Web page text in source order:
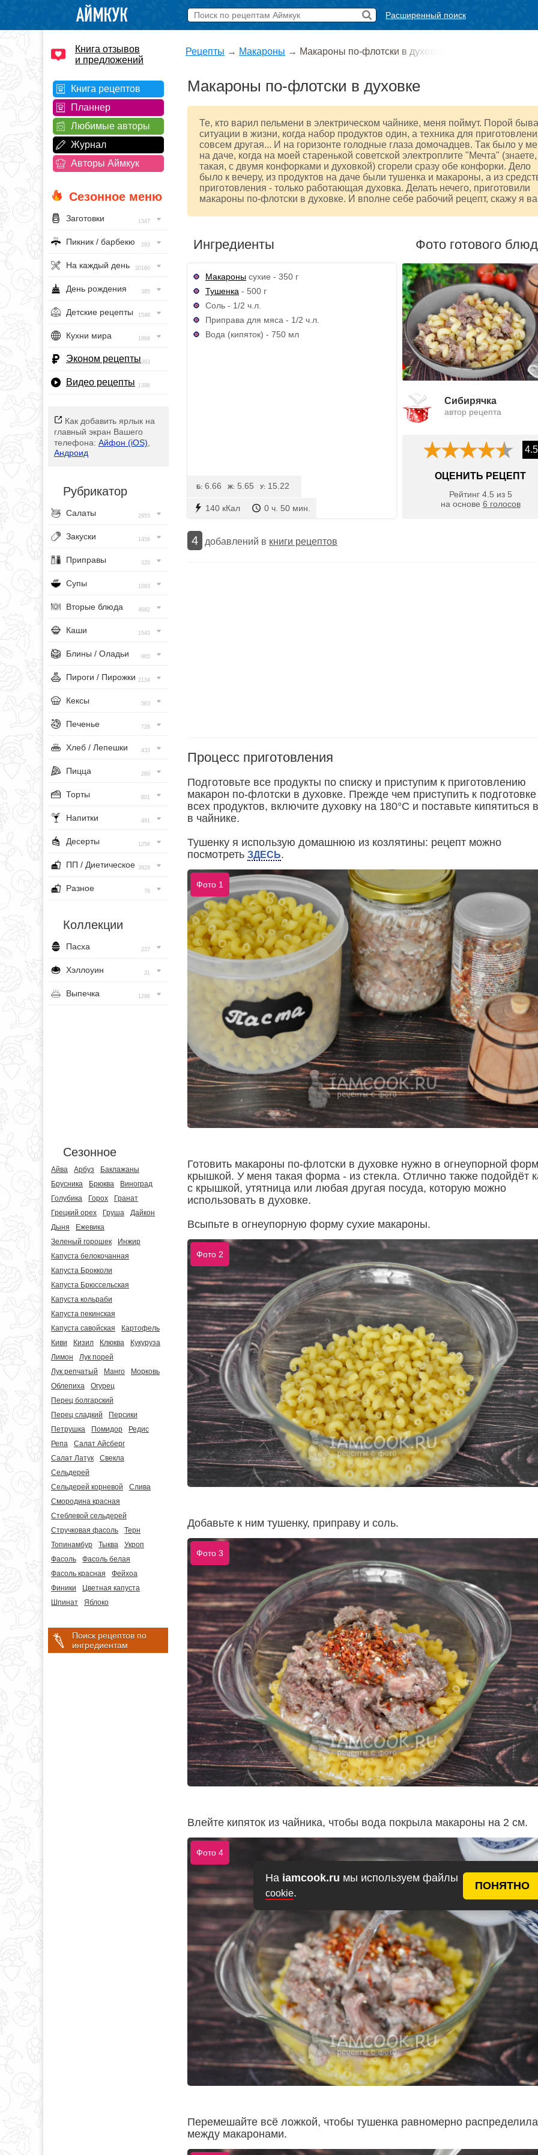
На iamcook.ru мы используем файлы
cookie.
ПОНЯТНО
Расширенный поиск
Книга отзывов
и предложений
Книга рецептов
Планнер
Любимые авторы
Журнал
Авторы Аймкук
Сезонное меню
Заготовки 1347
Пикник / барбекю 293
На каждый день 20160
День рождения 385
Детские рецепты 1548
Кухни мира 1968
Эконом рецепты393
Видео рецепты 1396
Как добавить ярлык на
главный экран Вашего
телефона: Айфон (iOS)
Андроид
Рубрикатор
Салаты 2955
Закуски 1456
Приправы 320
Супы 1083
Вторые блюда 4682
Каши 1543
Блины / Оладьи 965
Пироги / Пирожки 2134
Кексы 563
Печенье 728
Хлеб / Лепешки 433
Пицца 260
Торты 801
Напитки 491
Десерты 1256
ПП / Диетическое 3929
Разное 76
Коллекции
Пасха 237
Хэллоуин 31
Выпечка 1296
Сезонное
Айва Арбуз
Баклажаны
Брусника
Брюква
Виноград
Голубика
Горох
Гранат
Грецкий орех
Груша
Дайкон
Дыня
Ежевика
Зеленый горошек
Инжир
Капуста белокочанная
Капуста Брокколи
Капуста Брюссельская
Капуста кольраби
Капуста пекинская
Капуста савойская
Картофель
Киви
Кизил Клюква
Кукуруза
Лимон
Лук порей
Лук репчатый
Манго
Морковь
Облепиха
Огурец
Перец болгарский
Перец сладкий
Персики
Петрушка
Помидор
Редис
Репа
Салат Айсберг
Салат Латук
Свекла
Сельдерей
Сельдерей корневой
Слива
Смородина красная
Стеблевой сельдерей
Стручковая фасоль
Терн
Топинамбур
Тыква
Укроп
Фасоль
Фасоль белая
Фасоль красная
Фейхоа
Финики
Цветная капуста
Шпинат
Яблоко
Поиск рецептов по
ингредиентам
Рецепты → Макароны → Макароны по-флотски в духовке
Макароны по-флотски в духовке
Те, кто варил пельмени в электрическом чайнике, меня поймут. Порой
ситуации в жизни, когда набор продуктов один, а техника для
совсем другая... И на горизонте голодные глаза домочадцев. Так было у
на даче, когда на моей старенькой советской электроплите "Мечта" (знаете,
такая, с двумя конфорками и духовкой) сгорели сразу обе конфорки. Дело
было к вечеру, из продуктов на даче были тушенка и макароны, а из
приготовления - только работающая духовка. Делать нечего, приготовили
макароны по-флотски в духовке. И вполне себе рабочий рецепт, скажу я
Ингредиенты
Макароны сухие - 350 г
Тушенка - 500 г
Соль - 1/2 ч.л.
Приправа для мяса - 1/2 ч.л.
Вода (кипяток) - 750 мл
140 кКал 0 ч. 50 мин.
Б: 6.66 Ж: 5.65 У: 15.22
Фото готового
Сибирячка
автор рецепта
4.5
ОЦЕНИТЬ РЕЦЕПТ
Рейтинг 4.5 из 5
на основе 6 голосов
4 добавлений в книги рецептов
Процесс приготовления
Подготовьте все продукты по списку и приступим к приготовлению
макарон по-флотски в духовке. Прежде чем приступить к подготовке
всех продуктов, включите духовку на 180°С и поставьте кипятиться
в чайнике.
Тушенку я использую домашнюю из козлятины: рецепт можно
посмотреть ЗДЕСЬ.
Фото 1
Готовить макароны по-флотски в духовке нужно в огнеупорной
крышкой. У меня такая форма - из стекла. Отлично также подойдёт
с крышкой, утятница или любая другая посуда, которую можно
использовать в духовке.
Всыпьте в огнеупорную форму сухие макароны.
Фото 2
Добавьте к ним тушенку, приправу и соль.
Фото 3
Влейте кипяток из чайника, чтобы вода покрыла макароны на 2 см.
Фото 4
Перемешайте всё ложкой, чтобы тушенка равномерно
между макаронами.